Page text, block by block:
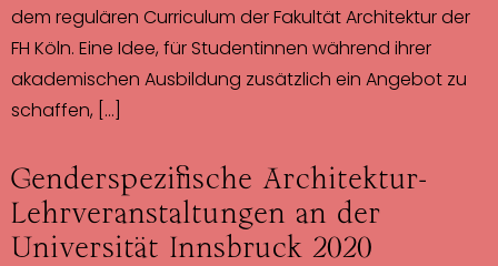
dem regulären Curriculum der Fakultät Architektur der
FH Köln. Eine Idee, für Studentinnen während ihrer
akademischen Ausbildung zusätzlich ein Angebot zu
schaffen, […]
Genderspezifische Architektur-
Lehrveranstaltungen an der
Universität Innsbruck 2020